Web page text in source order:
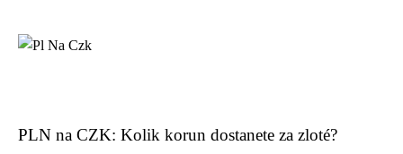
PLN na CZK: Kolik korun dostanete za zloté?